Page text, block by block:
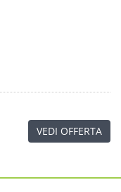
VEDI OFFERTA